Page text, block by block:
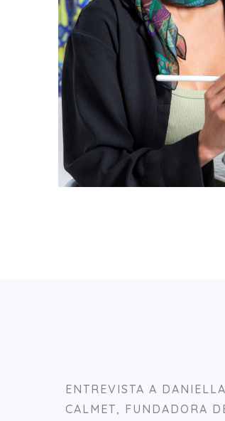
ENTREVISTA A DANIELLA
CALMET, FUNDADORA